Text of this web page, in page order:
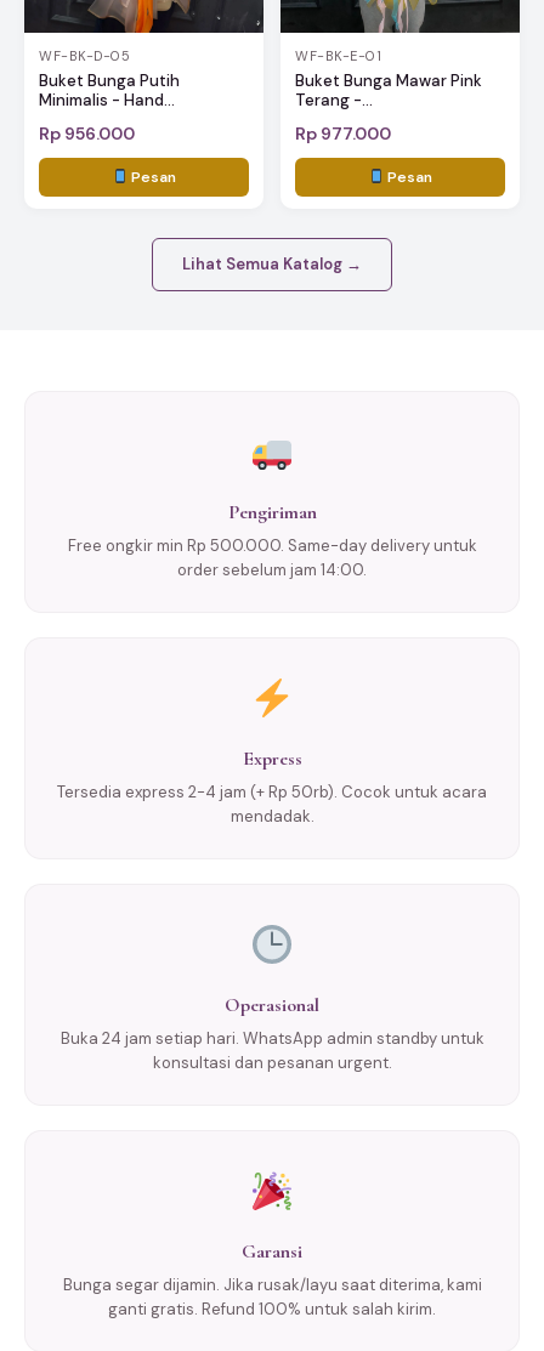
WF-BK-D-05
Buket Bunga Putih
Minimalis - Hand...
Rp 956.000
Pesan
WF-BK-E-01
Buket Bunga Mawar Pink
Terang -...
Rp 977.000
Pesan
Lihat Semua Katalog →
Pengiriman
Free ongkir min Rp 500.000. Same-day delivery untuk
order sebelum jam 14:00.
Express
Tersedia express 2-4 jam (+ Rp 50rb). Cocok untuk acara
mendadak.
Operasional
Buka 24 jam setiap hari. WhatsApp admin standby untuk
konsultasi dan pesanan urgent.
Garansi
Bunga segar dijamin. Jika rusak/layu saat diterima, kami
ganti gratis. Refund 100% untuk salah kirim.